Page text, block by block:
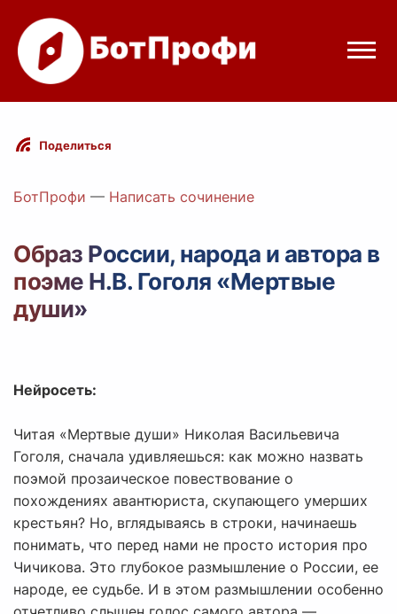
Режимы бота
Цены
Вход с Telegram
Поделиться
БотПрофи — Написать сочинение
Образ России, народа и автора в
поэме Н.В. Гоголя «Мертвые
души»
Нейросеть:
Читая «Мертвые души» Николая Васильевича
Гоголя, сначала удивляешься: как можно назвать
поэмой прозаическое повествование о
похождениях авантюриста, скупающего умерших
крестьян? Но, вглядываясь в строки, начинаешь
понимать, что перед нами не просто история про
Чичикова. Это глубокое размышление о России, ее
народе, ее судьбе. И в этом размышлении особенно